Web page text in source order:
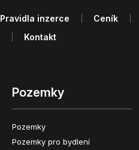
Pozemky
Pozemky
Pozemky pro bydlení
Pravidla inzerce
Ceník
Kontakt